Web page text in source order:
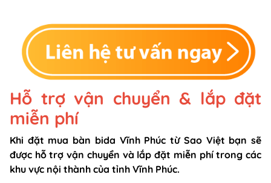
Hỗ trợ vận chuyển & lắp đặt
miễn phí
Khi đặt mua bàn bida Vĩnh Phúc từ Sao Việt bạn sẽ
được hỗ trợ vận chuyển và lắp đặt miễn phí trong các
khu vực nội thành của tỉnh Vĩnh Phúc.